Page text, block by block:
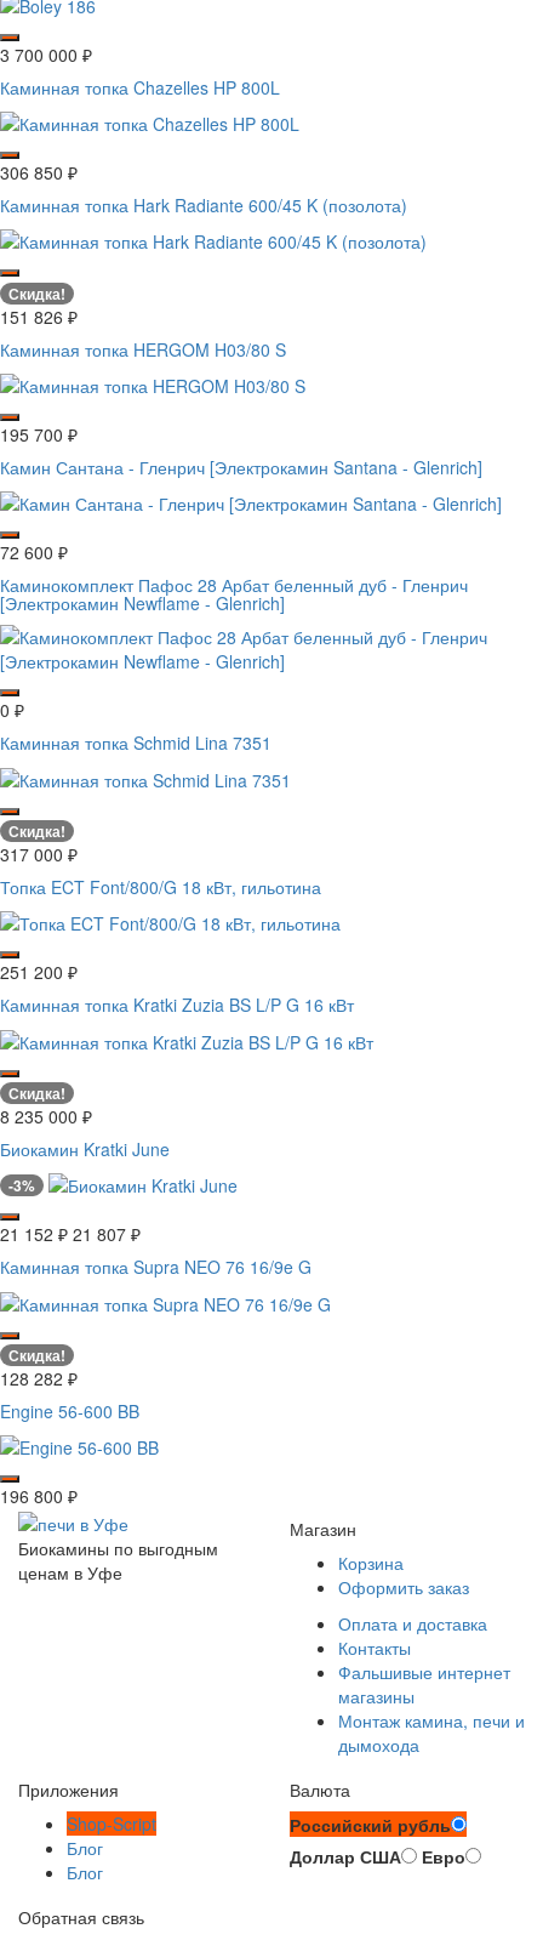
3 700 000 ₽
Каминная топка Chazelles HP 800L
306 850 ₽
Каминная топка Hark Radiante 600/45 K (позолота)
Скидка!
151 826 ₽
Каминная топка HERGOM H03/80 S
195 700 ₽
Камин Сантана - Гленрич [Электрокамин Santana - Glenrich]
72 600 ₽
Каминокомплект Пафос 28 Арбат беленный дуб - Гленрич
[Электрокамин Newflame - Glenrich]
0 ₽
Каминная топка Schmid Lina 7351
Скидка!
317 000 ₽
Топка ECT Font/800/G 18 кВт, гильотина
251 200 ₽
Каминная топка Kratki Zuzia BS L/P G 16 кВт
Скидка!
8 235 000 ₽
Биокамин Kratki June
-3%
21 152 ₽ 21 807 ₽
Каминная топка Supra NEO 76 16/9e G
Скидка!
128 282 ₽
Engine 56-600 BB
196 800 ₽
Биокамины по выгодным
ценам в Уфе
Магазин
Корзина
Оформить заказ
Оплата и доставка
Контакты
Фальшивые интернет
магазины
Монтаж камина, печи и
дымохода
Приложения
Shop-Script
Блог
Блог
Валюта
Российский рубль
Доллар США
Евро
Обратная связь